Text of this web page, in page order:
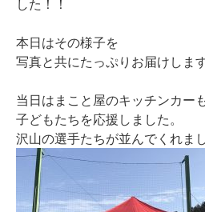
した！！
本日はその様子を
写真と共にたっぷりお届けしま
当日はまこと屋のキッチンカー
子どもたちを応援しました。
沢山の選手たちが並んでくれまし